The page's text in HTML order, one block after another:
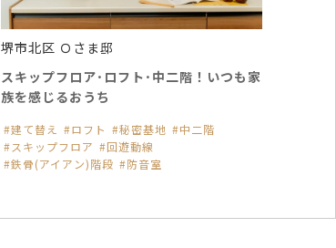
堺市北区 Ｏさま邸
スキップフロア･ロフト･中二階！いつも家
族を感じるおうち
建て替え ロフト 秘密基地
中二階
スキップフロア
回遊動線
鉄骨(アイアン)階段
防音室